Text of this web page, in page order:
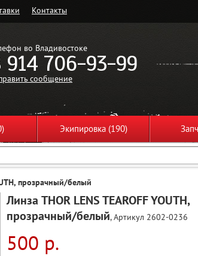
Контакты
во Владивостоке
914 706-93-99
сообщение
Экипировка (190)
прозрачный/белый
Линза THOR LENS TEAROFF YOUTH,
прозрачный/белый, Артикул 2602-0236
500 р.